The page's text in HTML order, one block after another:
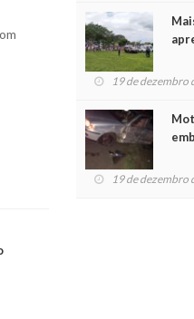
19 de dezembro
19 de dezembro